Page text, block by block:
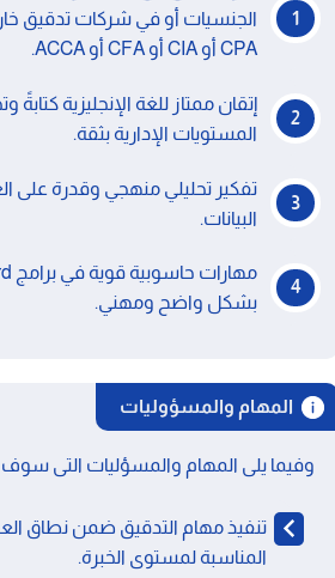
الجنسيات أو في شركات تدقيق
CPA أو CIA أو CFA أو ACCA.
إتقان ممتاز للغة الإنجليزية
المستويات الإدارية بثقة.
تفكير تحليلي منهجي وقدرة على
البيانات.
بشكل واضح ومهني.
المهام والمسؤوليات
وفيما يلى المهام والمسؤليات التى
تنفيذ مهام التدقيق ضمن نطاق
المناسبة لمستوى الخبرة.